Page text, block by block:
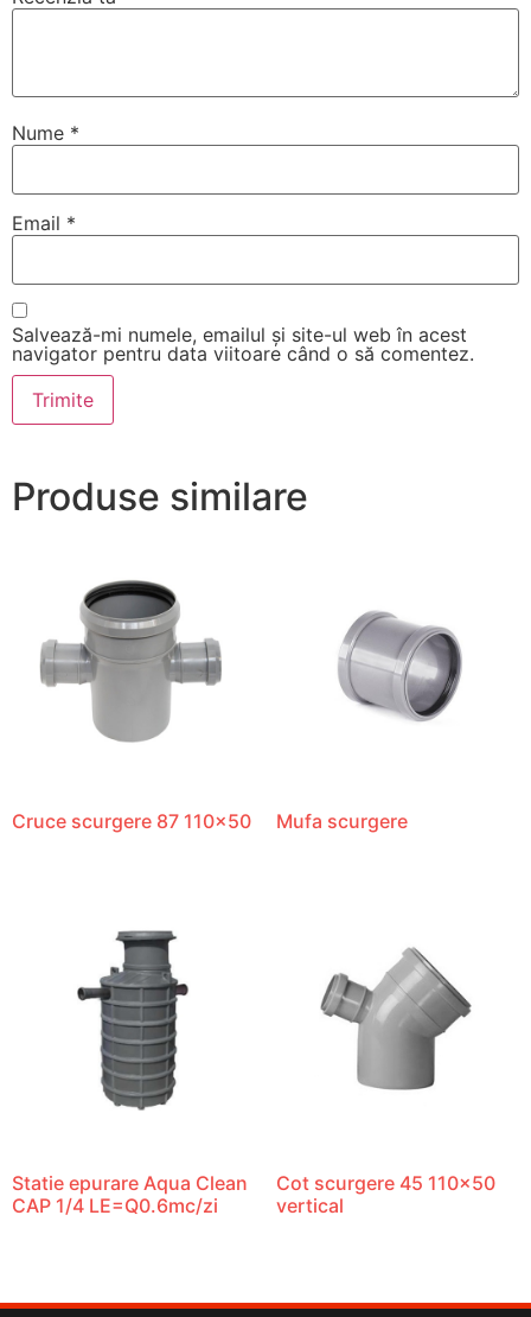
Nume *
Email *
Salvează-mi numele, emailul și site-ul web în acest
navigator pentru data viitoare când o să comentez.
Produse similare
Cruce scurgere 87 110×50 Mufa scurgere
Statie epurare Aqua Clean
CAP 1/4 LE=Q0.6mc/zi
Cot scurgere 45 110×50
vertical